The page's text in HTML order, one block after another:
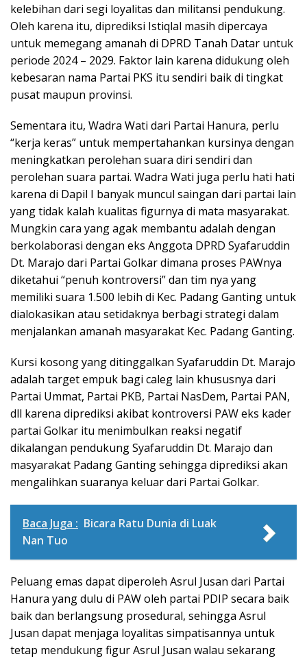
kelebihan dari segi loyalitas dan militansi pendukung.
Oleh karena itu, diprediksi Istiqlal masih dipercaya
untuk memegang amanah di DPRD Tanah Datar untuk
periode 2024 – 2029. Faktor lain karena didukung oleh
kebesaran nama Partai PKS itu sendiri baik di tingkat
pusat maupun provinsi.
Sementara itu, Wadra Wati dari Partai Hanura, perlu
“kerja keras” untuk mempertahankan kursinya dengan
meningkatkan perolehan suara diri sendiri dan
perolehan suara partai. Wadra Wati juga perlu hati hati
karena di Dapil I banyak muncul saingan dari partai lain
yang tidak kalah kualitas figurnya di mata masyarakat.
Mungkin cara yang agak membantu adalah dengan
berkolaborasi dengan eks Anggota DPRD Syafaruddin
Dt. Marajo dari Partai Golkar dimana proses PAWnya
diketahui “penuh kontroversi” dan tim nya yang
memiliki suara 1.500 lebih di Kec. Padang Ganting untuk
dialokasikan atau setidaknya berbagi strategi dalam
menjalankan amanah masyarakat Kec. Padang Ganting.
Kursi kosong yang ditinggalkan Syafaruddin Dt. Marajo
adalah target empuk bagi caleg lain khususnya dari
Partai Ummat, Partai PKB, Partai NasDem, Partai PAN,
dll karena diprediksi akibat kontroversi PAW eks kader
partai Golkar itu menimbulkan reaksi negatif
dikalangan pendukung Syafaruddin Dt. Marajo dan
masyarakat Padang Ganting sehingga diprediksi akan
mengalihkan suaranya keluar dari Partai Golkar.
Baca Juga : Bicara Ratu Dunia di Luak
Nan Tuo
Peluang emas dapat diperoleh Asrul Jusan dari Partai
Hanura yang dulu di PAW oleh partai PDIP secara baik
baik dan berlangsung prosedural, sehingga Asrul
Jusan dapat menjaga loyalitas simpatisannya untuk
tetap mendukung figur Asrul Jusan walau sekarang